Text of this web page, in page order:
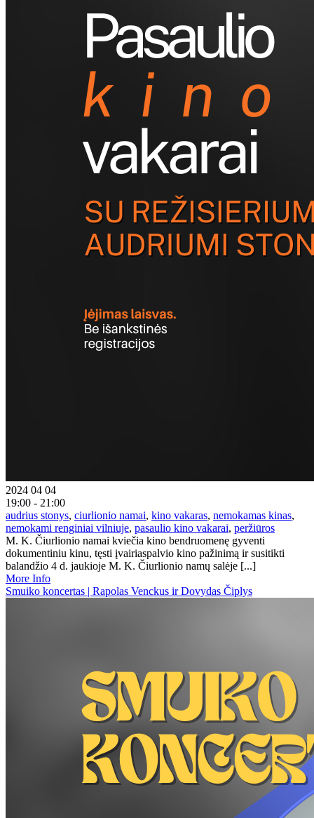
2024 04 04
19:00 - 21:00
audrius stonys, ciurlionio namai, kino vakaras, nemokamas kinas,
nemokami renginiai vilniuje, pasaulio kino vakarai, peržiūros
M. K. Čiurlionio namai kviečia kino bendruomenę gyventi
dokumentiniu kinu, tęsti įvairiaspalvio kino pažinimą ir susitikti
balandžio 4 d. jaukioje M. K. Čiurlionio namų salėje [...]
More Info
Smuiko koncertas | Rapolas Venckus ir Dovydas Čiplys